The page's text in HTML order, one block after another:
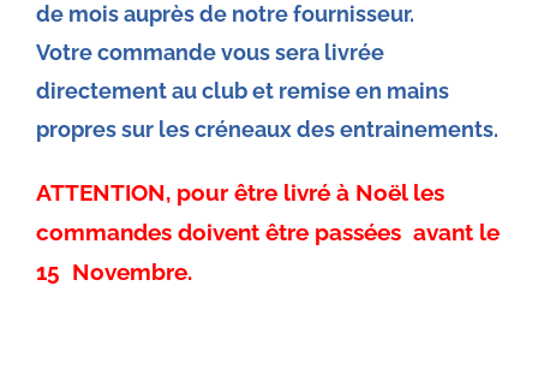
de mois auprès de notre fournisseur.
Votre commande vous sera livrée
directement au club et remise en mains
propres sur les créneaux des entrainements.
ATTENTION, pour être livré à Noël les
commandes doivent être passées avant le
15 Novembre.